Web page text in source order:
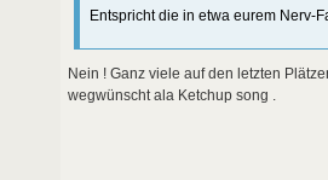
Entspricht die in etwa eurem Nerv-
Nein ! Ganz viele auf den letzten
wegwünscht ala Ketchup song .